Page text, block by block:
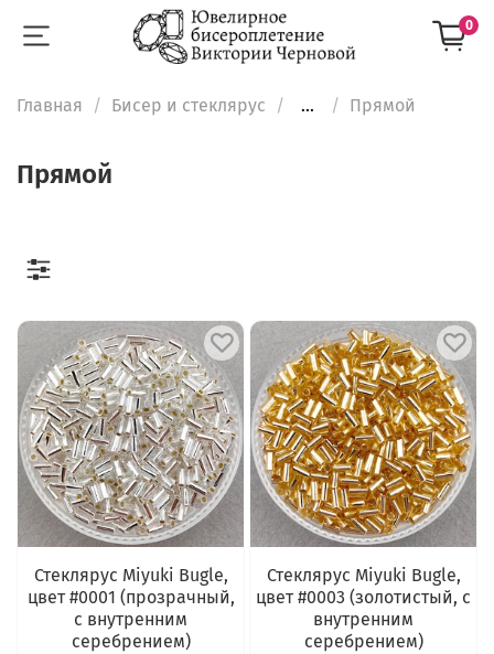
0
Главная Бисер и стеклярус ... Прямой
Прямой
Стеклярус Miyuki Bugle,
цвет #0001 (прозрачный,
с внутренним
серебрением)
Стеклярус Miyuki Bugle,
цвет #0003 (золотистый, с
внутренним
серебрением)